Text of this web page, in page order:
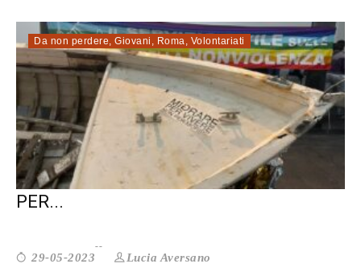
Da non perdere, Giovani , Roma, Volontariati
50 ANNI DI OBIEZIONE DI COSCIENZA
PER...
29-05-2023 Lucia Aversano